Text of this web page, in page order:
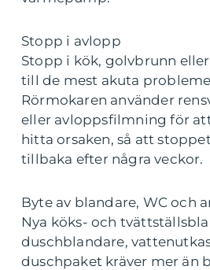
Stopp i avlopp
Stopp i kök, golvbrunn
till de mest akuta
Rörmokaren använder
eller avloppsfilmning för
hitta orsaken, så att
tillbaka efter några veckor.
Byte av blandare, WC och
Nya köks- och
duschblandare,
duschpaket kräver mer än